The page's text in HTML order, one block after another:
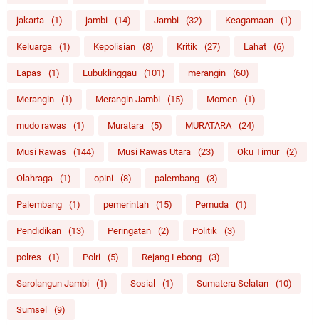
jakarta (1) jambi (14) Jambi (32) Keagamaan (1)
Keluarga (1) Kepolisian (8) Kritik (27) Lahat (6)
Lapas (1) Lubuklinggau (101) merangin (60)
Merangin (1) Merangin Jambi (15) Momen (1)
mudo rawas (1) Muratara (5) MURATARA (24)
Musi Rawas (144) Musi Rawas Utara (23) Oku Timur (2)
Olahraga (1) opini (8) palembang (3)
Palembang (1) pemerintah (15) Pemuda (1)
Pendidikan (13) Peringatan (2) Politik (3)
polres (1) Polri (5) Rejang Lebong (3)
Sarolangun Jambi (1) Sosial (1) Sumatera Selatan (10)
Sumsel (9)